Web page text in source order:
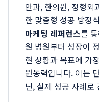
안과, 한의원, 정형외
한 맞춤형 성공 방정
마케팅 레퍼런스를
원 병원부터 성장이
현 상황과 목표에 가
원동력입니다. 이는
닌, 실제 성공 사례로